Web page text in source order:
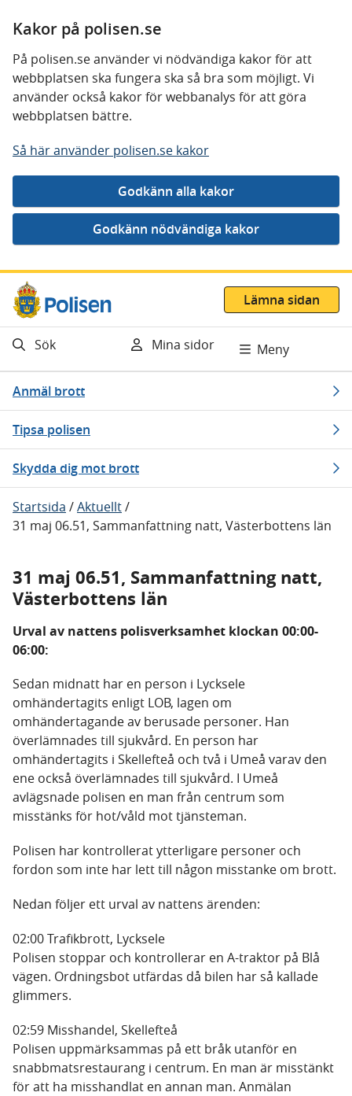
Kakor på polisen.se
På polisen.se använder vi nödvändiga kakor för att
webbplatsen ska fungera ska så bra som möjligt. Vi
använder också kakor för webbanalys för att göra
webbplatsen bättre.
Så här använder polisen.se kakor
Gå direkt till innehåll
Lämna sidan
Sök Mina sidor Meny
Anmäl brott
Tipsa polisen
Skydda dig mot brott
Startsida /Aktuellt/
31 maj 06.51, Sammanfattning natt, Västerbottens län
31 maj 06.51, Sammanfattning natt,
Västerbottens län
Urval av nattens polisverksamhet klockan 00:00-
06:00:
Sedan midnatt har en person i Lycksele
omhändertagits enligt LOB, lagen om
omhändertagande av berusade personer. Han
överlämnades till sjukvård. En person har
omhändertagits i Skellefteå och två i Umeå varav den
ene också överlämnades till sjukvård. I Umeå
avlägsnade polisen en man från centrum som
misstänks för hot/våld mot tjänsteman.
Polisen har kontrollerat ytterligare personer och
fordon som inte har lett till någon misstanke om brott.
Nedan följer ett urval av nattens ärenden:
02:00 Trafikbrott, Lycksele
Polisen stoppar och kontrollerar en A-traktor på Blå
vägen. Ordningsbot utfärdas då bilen har så kallade
glimmers.
02:59 Misshandel, Skellefteå
Polisen uppmärksammas på ett bråk utanför en
snabbmatsrestaurang i centrum. En man är misstänkt
för att ha misshandlat en annan man. Anmälan